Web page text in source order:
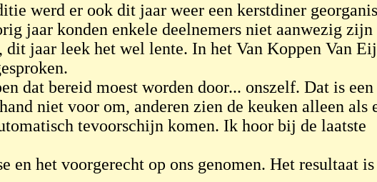
werd er ook dit jaar weer een kerstdiner
jaar konden enkele deelnemers niet aanwezig zijn
dit jaar leek het wel lente. In het Van Koppen Van
dat bereid moest worden door... onszelf. Dat is een
niet voor om, anderen zien de keuken alleen als
tevoorschijn komen. Ik hoor bij de laatste
en het voorgerecht op ons genomen. Het resultaat is